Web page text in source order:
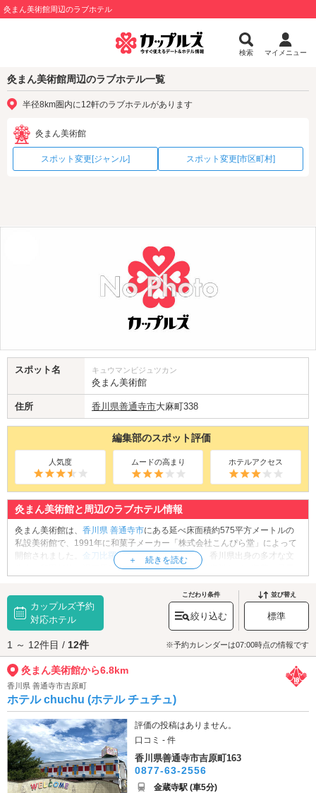
灸まん美術館周辺のラブホテル
検索 マイメニュー
灸まん美術館周辺のラブホテル一覧
半径8km圏内に12軒のラブホテルがあります
灸まん美術館
スポット変更[ジャンル] スポット変更[市区町村]
スポット名 キュウマンビジュツカン
灸まん美術館
住所 香川県善通寺市大麻町338
編集部のスポット評価
人気度 ムードの高まり ホテルアクセス
灸まん美術館と周辺のラブホテル情報
灸まん美術館は、 香川県 善通寺市にある延べ床面積約575平方メートルの
私設美術館で、1991年に和菓子メーカー「株式会社こんぴら堂」によって
開館されました。 金刀比羅宮
を望む高台に立地し、香川県出身の多才な文
化人・和田邦坊の漫画原稿やデザイン画、小説関連資料などを収蔵・展示
あり、アート好きなカップルにはぴったりのデートスポットです。併設の
「灸まんギャラリー」では、若手作家の展覧会も定期的に開催されてお
り、訪れるたびに新しい発見があります。さらに館内の喫茶店では、和の
趣あふれる「灸まん特製ぜんざい」やスイーツを味わいながら、作品の余
韻に浸ることができます。静かな空間で心豊かなひとときを過ごせるこの
美術館は、芸術と甘味、そして絶景を一度に楽しめる隠れた名所。ふたり
だけの特別な時間を満喫したいカップルにおすすめです。
灸まん美術館へは、
からもアク
セスが便利です。
カップルズ予約
対応ホテル
こだわり条件
絞り込む
並び替え
標準
1 ～ 12件目 / 12件 ※予約カレンダーは07:00時点の情報です
灸まん美術館から6.8km
香川県 善通寺市吉原町
ホテル chuchu (ホテル チュチュ)
評価の投稿はありません。
口コミ - 件
香川県善通寺市吉原町163
0877-63-2556
金蔵寺駅 (車5分)